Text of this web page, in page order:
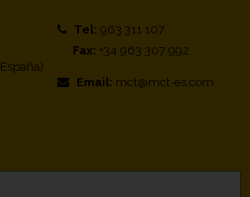
Tel: 963 311 107
Fax: +34 963 307 992
Email: mct@mct-es.com